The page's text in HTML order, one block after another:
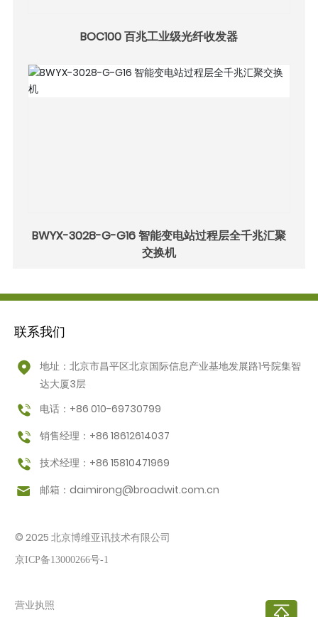
BOC100 百兆工业级光纤收发器
BWYX-3028-G-G16 智能变电站过程层全千兆汇聚
交换机
联系我们
地址：北京市昌平区北京国际信息产业基地发展路1号院集智
达大厦3层
电话：+86 010-69730799
销售经理：+86 18612614037
技术经理：+86 15810471969
邮箱： daimirong@broadwit.com.cn
© 2025 北京博维亚讯技术有限公司
京ICP备13000266号-1
营业执照